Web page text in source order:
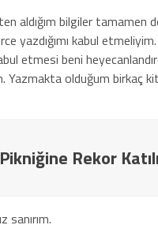
aldığım bilgiler tamamen
yazdığımı kabul
etmesi beni
Yazmakta olduğum birkaç
Rekor